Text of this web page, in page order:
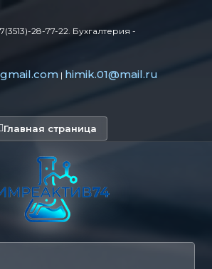
28-77-22. Бухгалтерия -
| himik.01@mail.ru
Главная страница